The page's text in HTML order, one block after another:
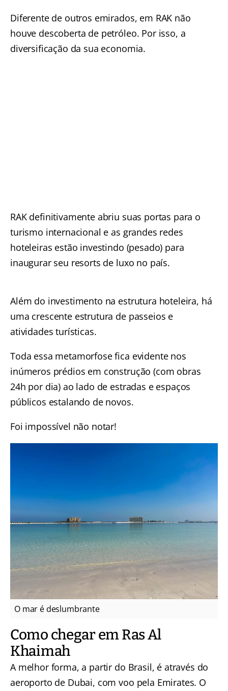
Diferente de outros emirados, em RAK não
houve descoberta de petróleo. Por isso, a
diversificação da sua economia.
RAK definitivamente abriu suas portas para o
turismo internacional e as grandes redes
hoteleiras estão investindo (pesado) para
inaugurar seu resorts de luxo no país.
Além do investimento na estrutura hoteleira, há
uma crescente estrutura de passeios e
atividades turísticas.
Toda essa metamorfose fica evidente nos
inúmeros prédios em construção (com obras
24h por dia) ao lado de estradas e espaços
públicos estalando de novos.
Foi impossível não notar!
O mar é deslumbrante
Como chegar em Ras Al
Khaimah
A melhor forma, a partir do Brasil, é através do
aeroporto de Dubai, com voo pela Emirates. O